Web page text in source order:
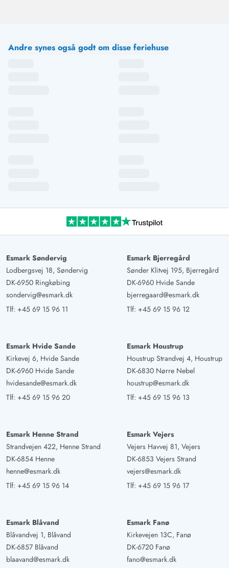
Andre synes også godt om disse feriehuse
Esmark Søndervig
Lodbergsvej 18, Søndervig
DK-6950 Ringkøbing
sondervig@esmark.dk
Tlf: +45 69 15 96 11
Esmark Bjerregård
Sønder Klitvej 195, Bjerregård
DK-6960 Hvide Sande
bjerregaard@esmark.dk
Tlf: +45 69 15 96 12
Esmark Hvide Sande
Kirkevej 6, Hvide Sande
DK-6960 Hvide Sande
hvidesande@esmark.dk
Tlf: +45 69 15 96 20
Esmark Houstrup
Houstrup Strandvej 4, Houstrup
DK-6830 Nørre Nebel
houstrup@esmark.dk
Tlf: +45 69 15 96 13
Esmark Henne Strand
Strandvejen 422, Henne Strand
DK-6854 Henne
henne@esmark.dk
Tlf: +45 69 15 96 14
Esmark Vejers
Vejers Havvej 81, Vejers
DK-6853 Vejers Strand
vejers@esmark.dk
Tlf: +45 69 15 96 17
Esmark Blåvand
Blåvandvej 1, Blåvand
DK-6857 Blåvand
blaavand@esmark.dk
Esmark Fanø
Kirkevejen 13C, Fanø
DK-6720 Fanø
fano@esmark.dk